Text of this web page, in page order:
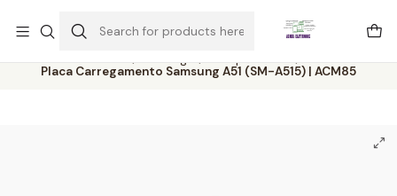
Home Catálogo
Componentes
Placa Carregamento Samsung A51 (SM-A515) | ACM85